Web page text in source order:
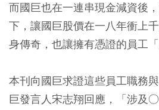
而國巨也在一連串現金減資後
下，讓國巨股價在一八年衝上
身傳奇，也讓擁有憑證的員工「
本刊向國巨求證這些員工職務
巨發言人宋志翔回應，「涉及